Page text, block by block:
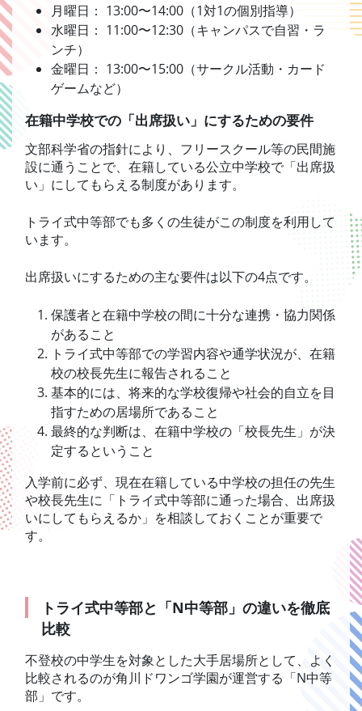
月曜日： 13:00〜14:00（1対1の個別指導）
水曜日： 11:00〜12:30（キャンパスで自習・ラ
ンチ）
金曜日： 13:00〜15:00（サークル活動・カード
ゲームなど）
在籍中学校での「出席扱い」にするための要件
文部科学省の指針により、フリースクール等の民間施
設に通うことで、在籍している公立中学校で「出席扱
い」にしてもらえる制度があります。
トライ式中等部でも多くの生徒がこの制度を利用して
います。
出席扱いにするための主な要件は以下の4点です。
保護者と在籍中学校の間に十分な連携・協力関係
があること
トライ式中等部での学習内容や通学状況が、在籍
校の校長先生に報告されること
基本的には、将来的な学校復帰や社会的自立を目
指すための居場所であること
最終的な判断は、在籍中学校の「校長先生」が決
定するということ
入学前に必ず、現在在籍している中学校の担任の先生
や校長先生に「トライ式中等部に通った場合、出席扱
いにしてもらえるか」を相談しておくことが重要で
す。
トライ式中等部と「N中等部」の違いを徹底
比較
不登校の中学生を対象とした大手居場所として、よく
比較されるのが角川ドワンゴ学園が運営する「N中等
部」です。